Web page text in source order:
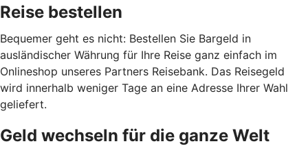
Reise bestellen
Bequemer geht es nicht: Bestellen Sie Bargeld in
ausländischer Währung für Ihre Reise ganz einfach im
Onlineshop unseres Partners Reisebank. Das Reisegeld
wird innerhalb weniger Tage an eine Adresse Ihrer Wahl
geliefert.
Geld wechseln für die ganze Welt